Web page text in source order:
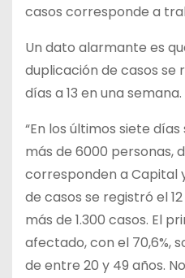
casos corresponde a
Un dato alarmante es
duplicación de casos se
días a 13 en una semana.
“En los últimos siete
más de 6000 personas,
corresponden a Capital
de casos se registró el
más de 1.300 casos. El
afectado, con el 70,6%,
de entre 20 y 49 años.